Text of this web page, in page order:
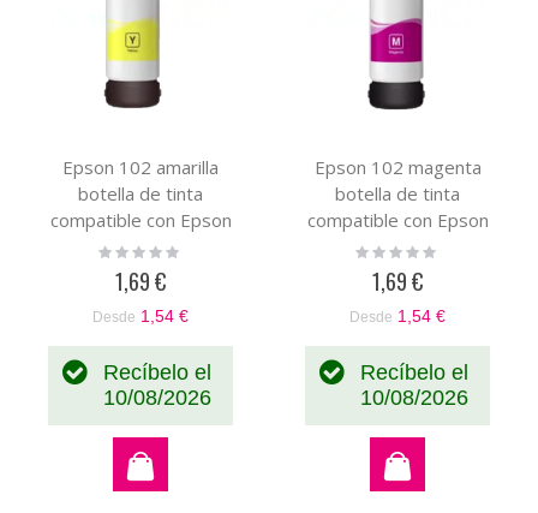
Epson 102 amarilla
botella de tinta
compatible con Epson
Econtank C13T03R440
Rating:
1,69 €
Desde 1,54 €
Recíbelo el
10/08/2026
Epson 102 magenta
botella de tinta
compatible con Epson
C13T03R340
Rating:
1,69 €
Desde 1,54 €
Recíbelo el
10/08/2026